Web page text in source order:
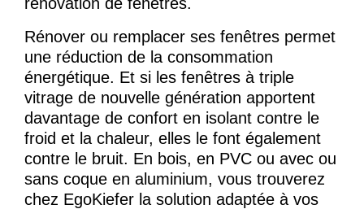
Rénover ou remplacer ses fenêtres permet
une réduction de la consommation
énergétique. Et si les fenêtres à triple
vitrage de nouvelle génération apportent
davantage de confort en isolant contre le
froid et la chaleur, elles le font également
contre le bruit. En bois, en PVC ou avec ou
sans coque en aluminium, vous trouverez
chez EgoKiefer la solution adaptée à vos